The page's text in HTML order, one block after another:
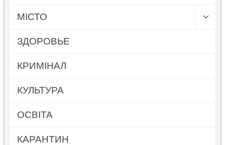
МІСТО
ЗДОРОВЬЕ
КРИМІНАЛ
КУЛЬТУРА
ОСВІТА
КАРАНТИН